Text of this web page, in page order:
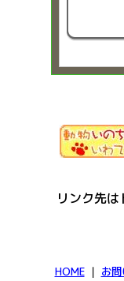
リンク先
HOME｜ お